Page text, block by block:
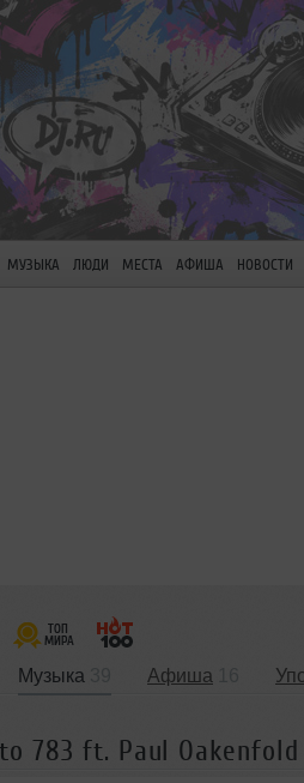
МУЗЫКА ЛЮДИ МЕСТА АФИША НОВОСТИ
Музыка Афиша
783 ft. Paul Oakenfold